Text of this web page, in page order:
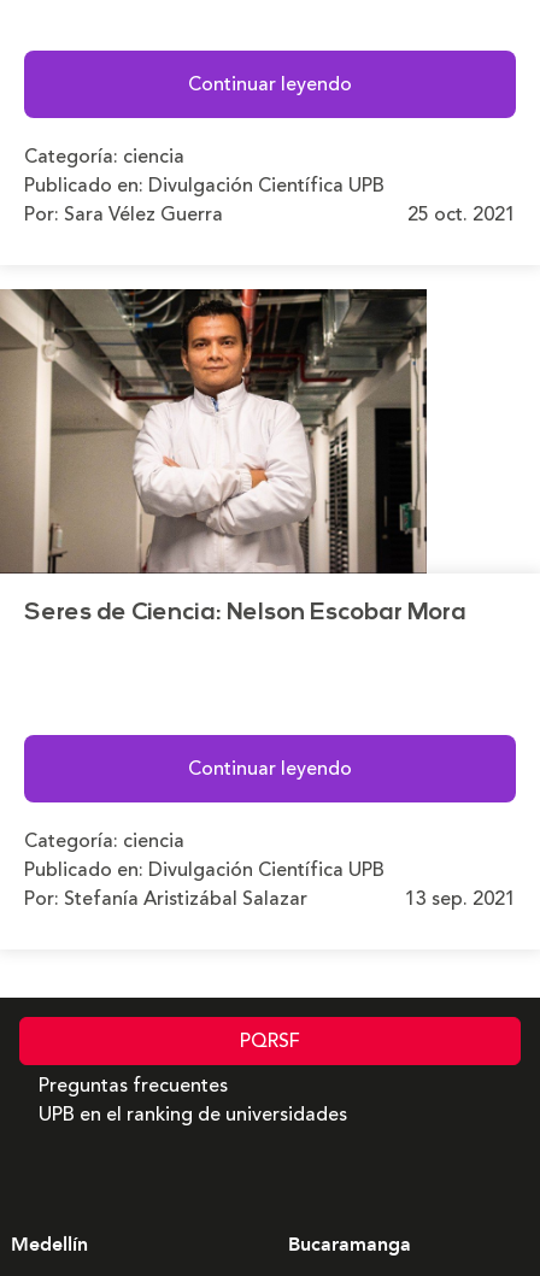
Continuar leyendo
Categoría: ciencia
Publicado en: Divulgación Científica UPB
Por: Sara Vélez Guerra
25 oct. 2021
Seres de Ciencia: Nelson Escobar Mora
Continuar leyendo
Categoría: ciencia
Publicado en: Divulgación Científica UPB
Por: Stefanía Aristizábal Salazar
13 sep. 2021
PQRSF
Preguntas frecuentes
UPB en el ranking de universidades
Medellín Bucaramanga